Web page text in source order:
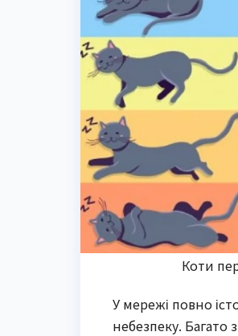
Коти
У мережі повно
небезпеку. Багато